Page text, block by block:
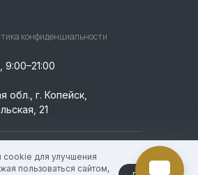
конфиденциальности
обл., г. Копейск,
21
ИП Кислицин Денис
/ ИНН: 744924756009 /
cookie для улучшения
пользоваться сайтом,